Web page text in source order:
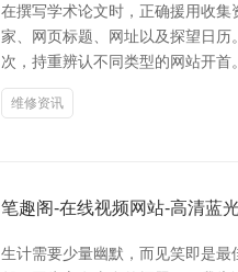
在撰写学术论文时，正确援用收
家、网页标题、网址以及探望日
次，持重辨认不同类型的网站开
维修资讯
笔趣阁-在线视频网站-高清蓝
生计需要少量幽默，而见笑即是